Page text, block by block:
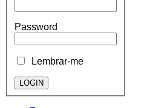
Password
Lembrar-me